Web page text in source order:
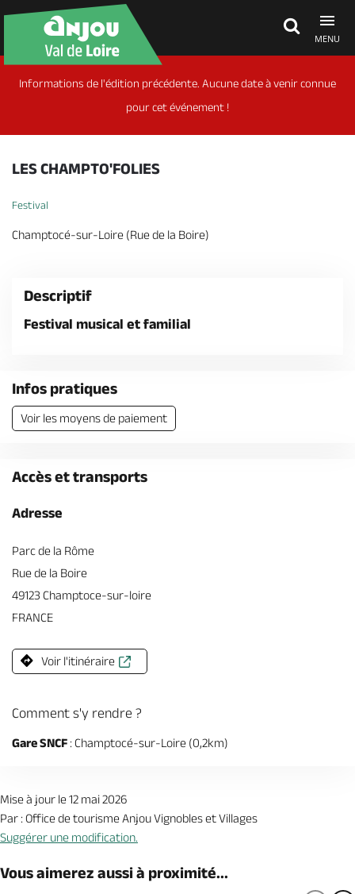
MENU
Découvrir
Agenda
Brochures & Cartes Offices de tourisme
Informations de l'édition précédente. Aucune date à venir connue
pour cet événement !
LES CHAMPTO'FOLIES
Festival
Champtocé-sur-Loire (Rue de la Boire)
Descriptif
Festival musical et familial
Infos pratiques
Voir les moyens de paiement
Accès et transports
Adresse
Parc de la Rôme
Rue de la Boire
49123 Champtoce-sur-loire
FRANCE
Voir l'itinéraire
Comment s'y rendre ?
Gare SNCF : Champtocé-sur-Loire (0,2km)
Mise à jour le 12 mai 2026
Par : Office de tourisme Anjou Vignobles et Villages
Suggérer une modification.
Vous aimerez aussi à proximité...